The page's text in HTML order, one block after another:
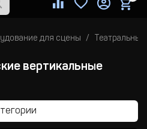
для сцены
вертикальные